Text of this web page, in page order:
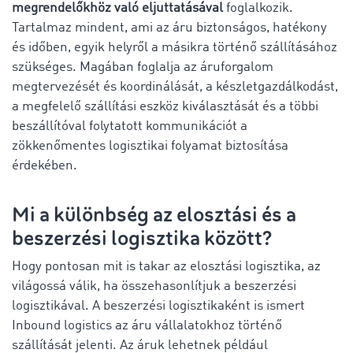
megrendelőkhöz való eljuttatásávalfoglalkozik.
Tartalmaz mindent, ami az áru biztonságos, hatékony
és időben, egyik helyről a másikra történő szállításához
szükséges. Magában foglalja az áruforgalom
megtervezését és koordinálását, a készletgazdálkodást,
a megfelelő szállítási eszköz kiválasztását és a többi
beszállítóval folytatott kommunikációt a
zökkenőmentes logisztikai folyamat biztosítása
érdekében.
Mi a különbség az elosztási és a
beszerzési logisztika között?
Hogy pontosan mit is takar az elosztási logisztika, az
világossá válik, ha összehasonlítjuk a beszerzési
logisztikával. A beszerzési logisztikaként is ismert
Inbound logistics az áru vállalatokhoz történő
szállítását jelenti. Az áruk lehetnek például